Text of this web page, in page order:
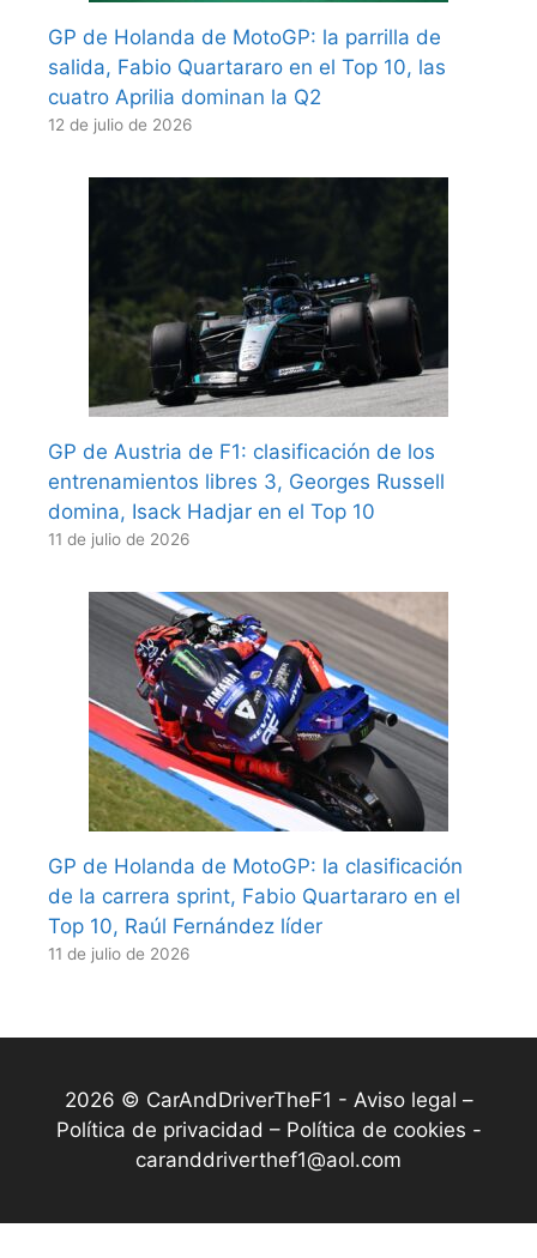
GP de Holanda de MotoGP: la parrilla de
salida, Fabio Quartararo en el Top 10, las
cuatro Aprilia dominan la Q2
12 de julio de 2026
GP de Austria de F1: clasificación de los
entrenamientos libres 3, Georges Russell
domina, Isack Hadjar en el Top 10
11 de julio de 2026
GP de Holanda de MotoGP: la clasificación
de la carrera sprint, Fabio Quartararo en el
Top 10, Raúl Fernández líder
11 de julio de 2026
2026 © CarAndDriverTheF1 - Aviso legal –
Política de privacidad – Política de cookies -
caranddriverthef1@aol.com